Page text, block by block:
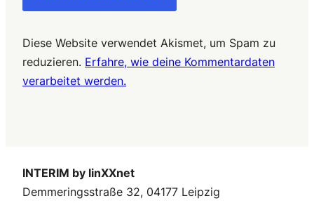
Diese Website verwendet Akismet, um Spam zu
reduzieren. Erfahre, wie deine Kommentardaten
verarbeitet werden.
INTERIM by linXXnet
Demmeringsstraße 32, 04177 Leipzig